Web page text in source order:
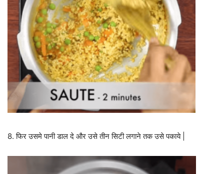
8. फिर उसमे पानी डाल दे और उसे तीन सिटी लगाने तक उसे पकाये |